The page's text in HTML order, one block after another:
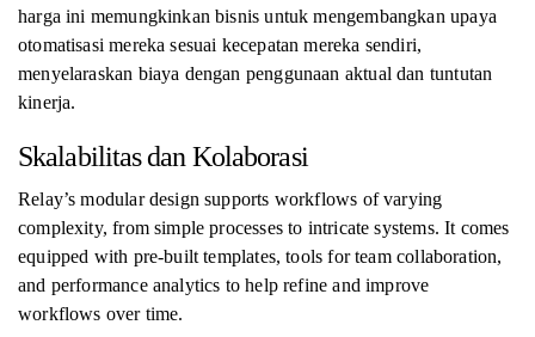
harga ini memungkinkan bisnis untuk mengembangkan upaya
otomatisasi mereka sesuai kecepatan mereka sendiri,
menyelaraskan biaya dengan penggunaan aktual dan tuntutan
kinerja.
Skalabilitas dan Kolaborasi
Relay’s modular design supports workflows of varying
complexity, from simple processes to intricate systems. It comes
equipped with pre-built templates, tools for team collaboration,
and performance analytics to help refine and improve
workflows over time.